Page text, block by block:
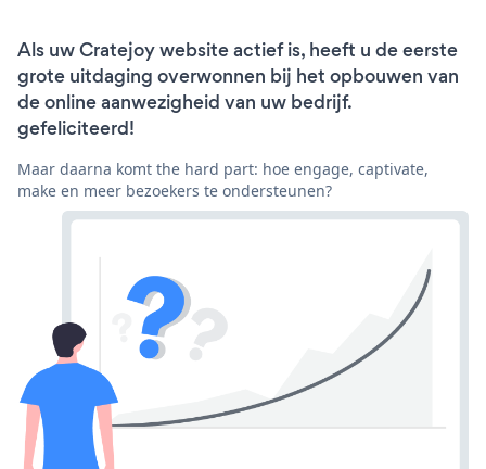
Als uw Cratejoy website actief is, heeft u de eerste
grote uitdaging overwonnen bij het opbouwen van
de online aanwezigheid van uw bedrijf.
gefeliciteerd!
Maar daarna komt the hard part: hoe engage, captivate,
make en meer bezoekers te ondersteunen?